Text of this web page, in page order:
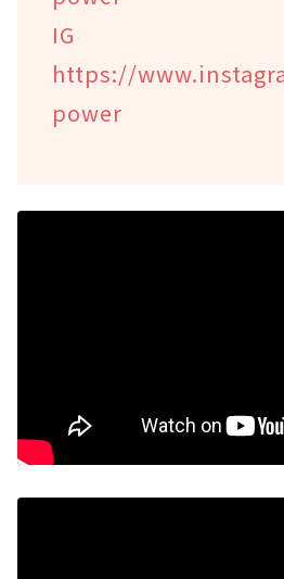
IG
https://
power